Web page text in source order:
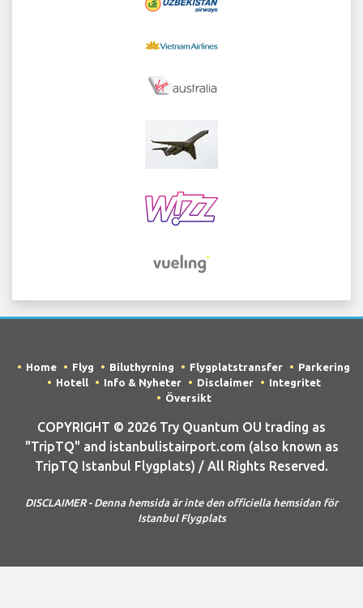
Home Flyg Biluthyrning Flygplatstransfer
Parkering
Hotell
Info & Nyheter Disclaimer
Integritet
Översikt
COPYRIGHT © 2026 Try Quantum OU trading as
"TripTQ" and istanbulistairport.com (also known as
TripTQ Istanbul Flygplats) / All Rights Reserved.
DISCLAIMER - Denna hemsida är inte den officiella hemsidan för
Istanbul Flygplats